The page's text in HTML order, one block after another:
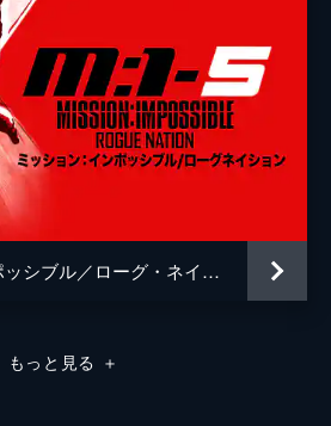
ミッション：インポッシブル／ローグ・ネイション
もっと見る ＋